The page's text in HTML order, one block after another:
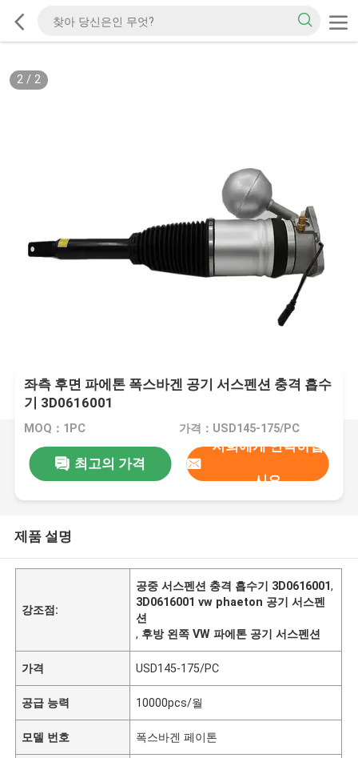
2/ 2
좌측 후면 파에톤 폭스바겐 공기 서스펜션 충격 흡수
기 3D0616001
MOQ：1PC 가격：USD145-175/PC
최고의 가격
저희에게 연락하십
시오
제품 설명
강조점:
공중 서스펜션 충격 흡수기 3D0616001,
3D0616001 vw phaeton 공기 서스펜
션
, 후방 왼쪽 VW 파에톤 공기 서스펜션
가격 USD145-175/PC
공급 능력 10000pcs/월
모델 번호 폭스바겐 페이톤